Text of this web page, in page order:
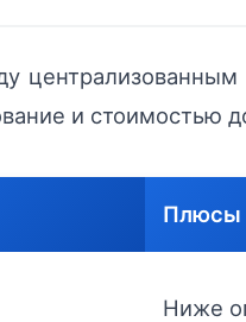
централизованным
и стоимостью
Плюсы
Ниже